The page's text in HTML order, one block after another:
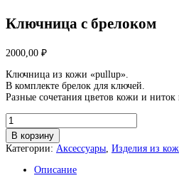
Ключница с брелоком
2000,00 ₽
Ключница из кожи «pullup».
В комплекте брелок для ключей.
Разные сочетания цветов кожи и ниток
Количество
товара
Ключница
с
В корзину
Категории: Аксессуары Изделия из
Описание